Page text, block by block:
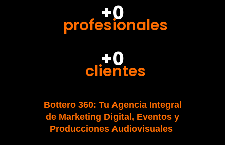
+0
profesionales
+0
clientes
Bottero 360: Tu Agencia Integral
de Marketing Digital, Eventos y
Producciones Audiovisuales